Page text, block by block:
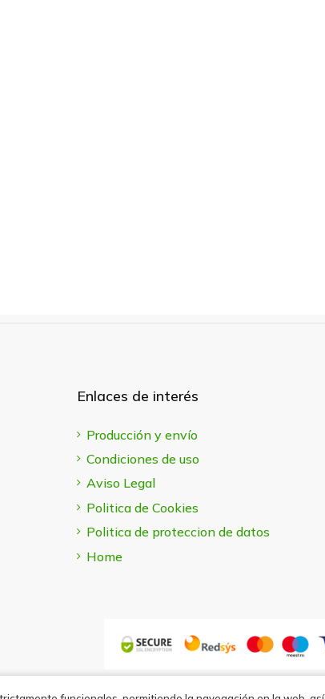
Enlaces de interés
Producción y envío
Condiciones de uso
Aviso Legal
Politica de Cookies
Politica de proteccion de datos
Home